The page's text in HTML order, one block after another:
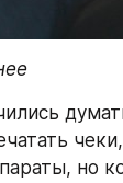
но